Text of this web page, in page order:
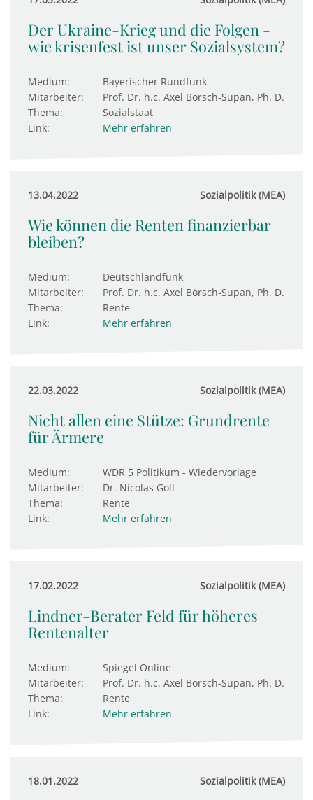
Der Ukraine-Krieg und die Folgen -
wie krisenfest ist unser Sozialsystem?
Medium:
Bayerischer Rundfunk
Mitarbeiter:
Prof. Dr. h.c. Axel Börsch-Supan, Ph. D.
Thema:
Sozialstaat
Link:
Mehr erfahren
13.04.2022 Sozialpolitik (MEA)
Wie können die Renten finanzierbar
bleiben?
Medium:
Deutschlandfunk
Mitarbeiter:
Prof. Dr. h.c. Axel Börsch-Supan, Ph. D.
Thema:
Rente
Link:
Mehr erfahren
22.03.2022 Sozialpolitik (MEA)
Nicht allen eine Stütze: Grundrente
für Ärmere
Medium:
WDR 5 Politikum - Wiedervorlage
Mitarbeiter:
Dr. Nicolas Goll
Thema:
Rente
Link:
Mehr erfahren
17.02.2022 Sozialpolitik (MEA)
Lindner-Berater Feld für höheres
Rentenalter
Medium:
Spiegel Online
Mitarbeiter:
Prof. Dr. h.c. Axel Börsch-Supan, Ph. D.
Thema:
Rente
Link:
Mehr erfahren
18.01.2022 Sozialpolitik (MEA)